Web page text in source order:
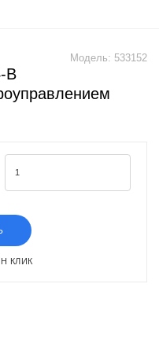
Модель: 533152
B
КЛИК